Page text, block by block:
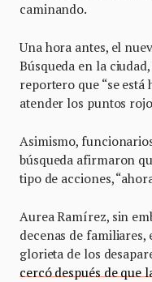
caminando.
Una hora antes, el
Búsqueda en la
reportero que “se
atender los puntos
Asimismo,
búsqueda afirmaron
tipo de acciones,
Aurea Ramírez, sin
decenas de
glorieta de los
cercó después de que